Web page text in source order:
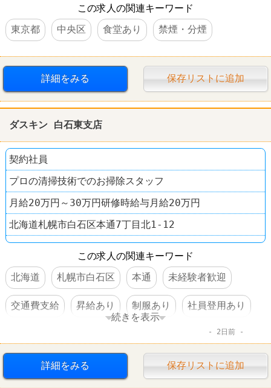
この求人の関連キーワード
東京都
中央区 食堂あり 禁煙・分煙
詳細をみる 保存リストに追加
ダスキン 白石東支店
契約社員
プロの清掃技術でのお掃除スタッフ
月給20万円～30万円研修時給与月給20万円
北海道札幌市白石区本通7丁目北1-12
この求人の関連キーワード
北海道
札幌市白石区 本通 未経験者歓迎
交通費支給 昇給あり 制服あり 社員登用あり
続きを表示
2日前
詳細をみる 保存リストに追加